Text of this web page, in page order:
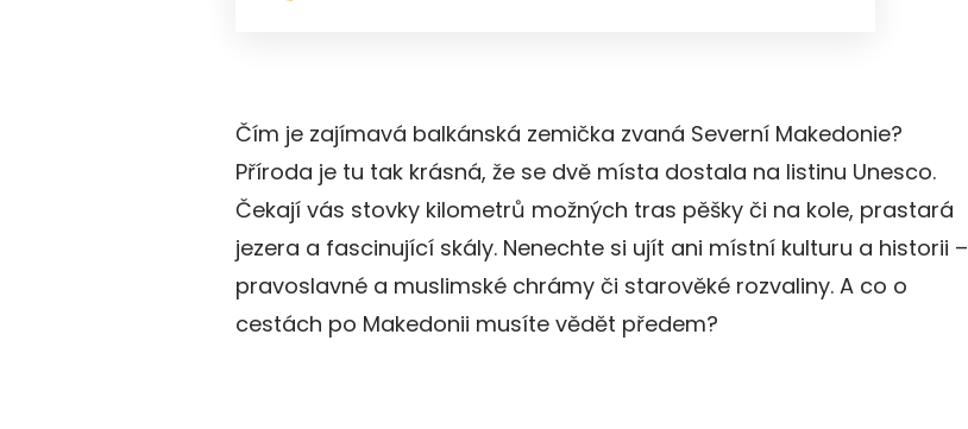
Čím je zajímavá balkánská zemička zvaná Severní Makedonie?
Příroda je tu tak krásná, že se dvě místa dostala na listinu Unesco.
Čekají vás stovky kilometrů možných tras pěšky či na kole, prastará
jezera a fascinující skály. Nenechte si ujít ani místní kulturu a historii –
pravoslavné a muslimské chrámy či starověké rozvaliny. A co o
cestách po Makedonii musíte vědět předem?